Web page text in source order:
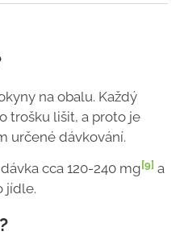
na obalu. Každý
trošku lišit, a proto je
určené dávkování.
cca 120-240 mg[9] a
jídle.